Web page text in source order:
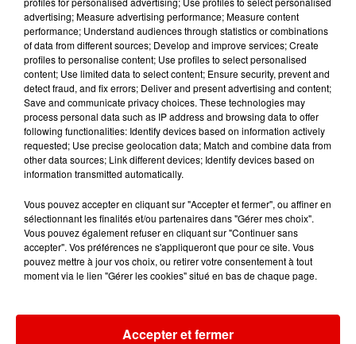
23h00
23h00
RIVIERA
She Doesn't Mind
22h57
22h57
BORIS WAY
Your Love
22h53
22h53
MODJO
Lady
advertising; Measure advertising performance; Measure content
performance; Understand audiences through statistics or combinations
of data from different sources; Develop and improve services; Create
profiles to personalise content; Use profiles to select personalised
content; Use limited data to select content; Ensure security, prevent and
detect fraud, and fix errors; Deliver and present advertising and content;
Save and communicate privacy choices. These technologies may
process personal data such as IP address and browsing data to offer
following functionalities: Identify devices based on information actively
requested; Use precise geolocation data; Match and combine data from
other data sources; Link different devices; Identify devices based on
information transmitted automatically.
Vous pouvez accepter en cliquant sur "Accepter et fermer", ou affiner en
sélectionnant les finalités et/ou partenaires dans "Gérer mes choix".
Vous pouvez également refuser en cliquant sur "Continuer sans
accepter". Vos préférences ne s'appliqueront que pour ce site. Vous
pouvez mettre à jour vos choix, ou retirer votre consentement à tout
moment via le lien "Gérer les cookies" situé en bas de chaque page.
Accepter et fermer